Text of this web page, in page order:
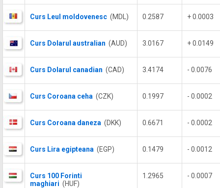
Curs Leul moldovenesc (MDL) 0.2587 + 0.0003
Curs Dolarul australian (AUD) 3.0167 + 0.0149
Curs Dolarul canadian (CAD) 3.4174 - 0.0076
Curs Coroana ceha (CZK) 0.1997 - 0.0002
Curs Coroana daneza (DKK) 0.6671 - 0.0002
Curs Lira egipteana (EGP) 0.1479 - 0.0012
Curs 100 Forinti
maghiari (HUF)
1.2965 - 0.0007